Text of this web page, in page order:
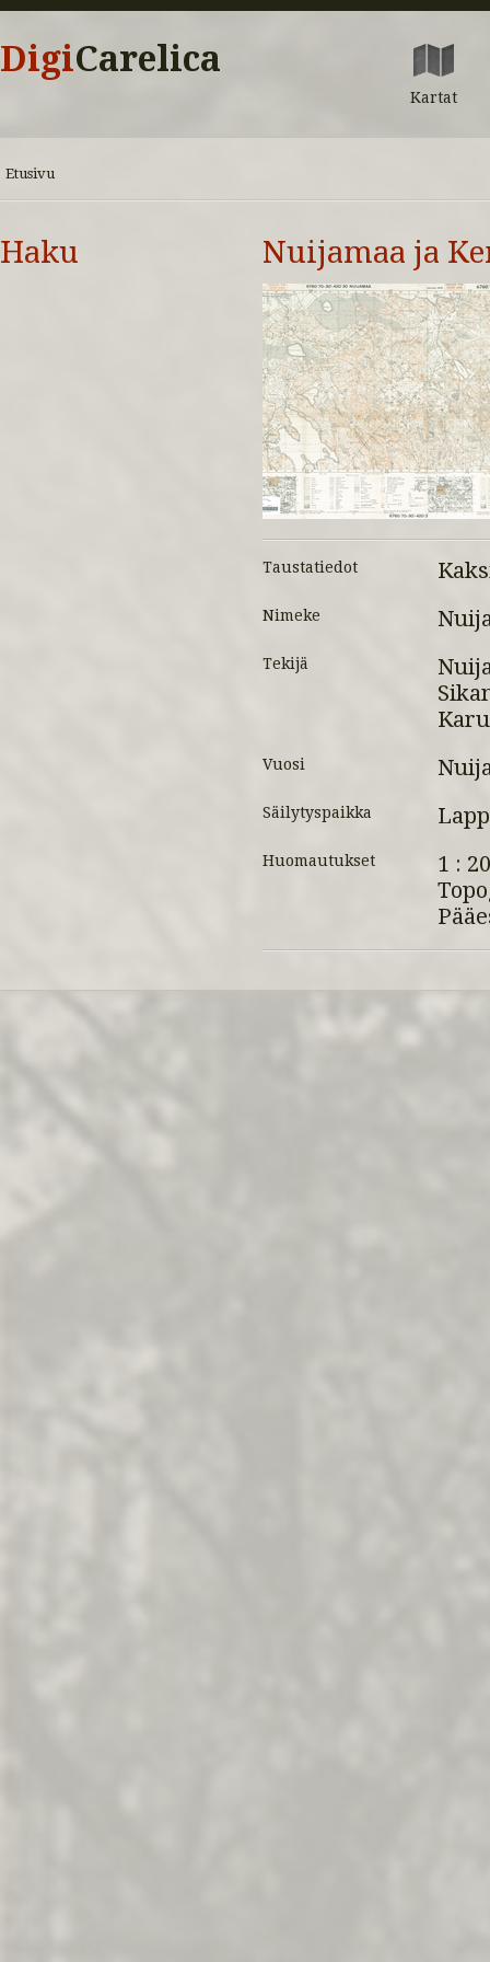
DigiCarelica
Kartat
Etusivu
Haku Nuijamaa ja
Taustatiedot
Nimeke
Tekijä
Vuosi
Säilytyspaikka
Huomautukset
1 :